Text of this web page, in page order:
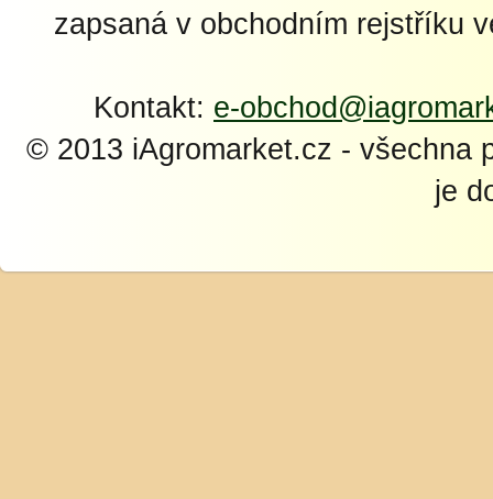
zapsaná v obchodním rejstříku
Kontakt: e-
© 2013 iAgromarket.cz - všechna
je